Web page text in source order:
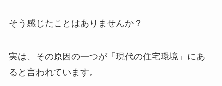
そう感じたことはありませんか？
実は、その原因の一つが「現代の住宅環境」にあ
ると言われています。